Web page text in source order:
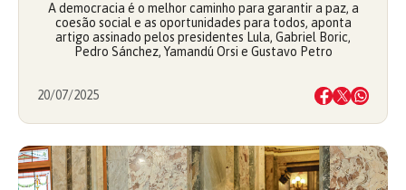
A democracia é o melhor caminho para garantir a paz, a
coesão social e as oportunidades para todos, aponta
artigo assinado pelos presidentes Lula, Gabriel Boric,
Pedro Sánchez, Yamandú Orsi e Gustavo Petro
20/07/2025